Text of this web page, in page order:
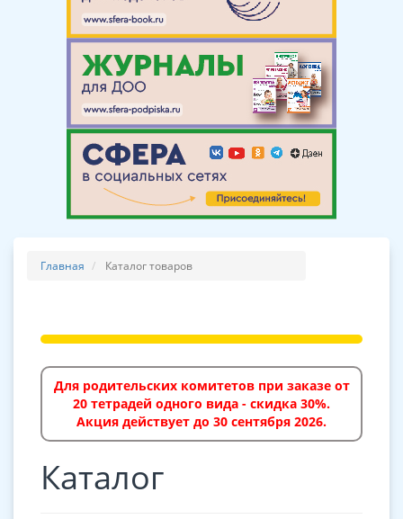
Главная Каталог товаров
Для родительских комитетов при заказе от
20 тетрадей одного вида - скидка 30%.
Акция действует до 30 сентября 2026.
Каталог